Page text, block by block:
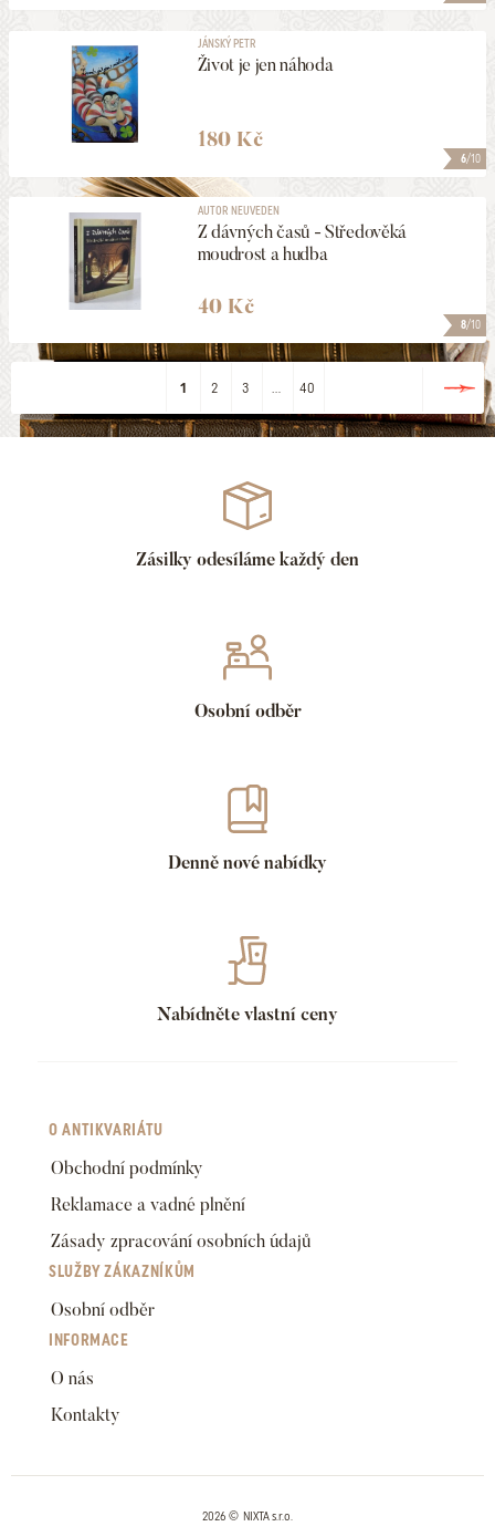
6/10
JÁNSKÝ PETR
Život je jen náhoda
180 Kč
8/10
AUTOR NEUVEDEN
Z dávných časů - Středověká
moudrost a hudba
40 Kč
1 2 3 40
Zásilky odesíláme každý den
Osobní odběr
Denně nové nabídky
Nabídněte vlastní ceny
O ANTIKVARIÁTU
Obchodní podmínky
Reklamace a vadné plnění
Zásady zpracování osobních údajů
SLUŽBY ZÁKAZNÍKŮM
Osobní odběr
INFORMACE
O nás
Kontakty
2026 © NIXTA s.r.o.